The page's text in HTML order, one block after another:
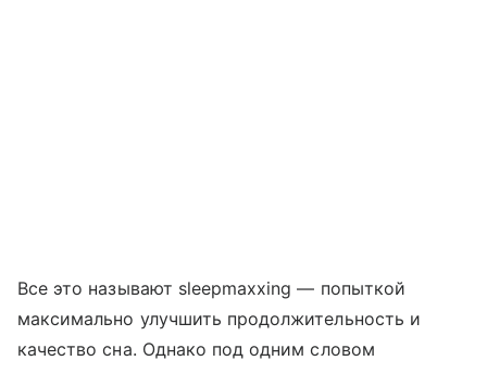
Все это называют sleepmaxxing — попыткой
максимально улучшить продолжительность и
качество сна. Однако под одним словом